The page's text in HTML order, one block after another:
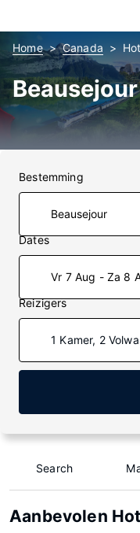
Home Canada
Bestemming
Dates
Vr 7 Aug - Za 8
Reizigers
1 Kamer, 2
Search
Aanbevolen